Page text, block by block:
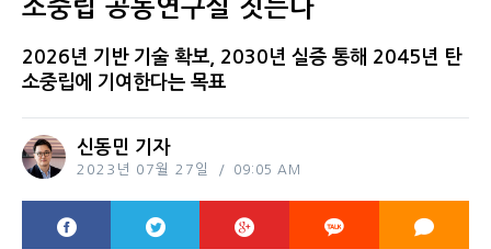
소중립 공동연구실 짓는다
2026년 기반 기술 확보, 2030년 실증 통해 2045년 탄
소중립에 기여한다는 목표
신동민 기자
2023년 07월 27일 09:05 AM